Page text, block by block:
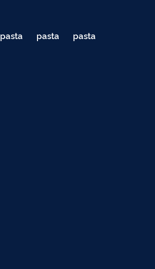
pasta
de
pasta
de
pasta
de